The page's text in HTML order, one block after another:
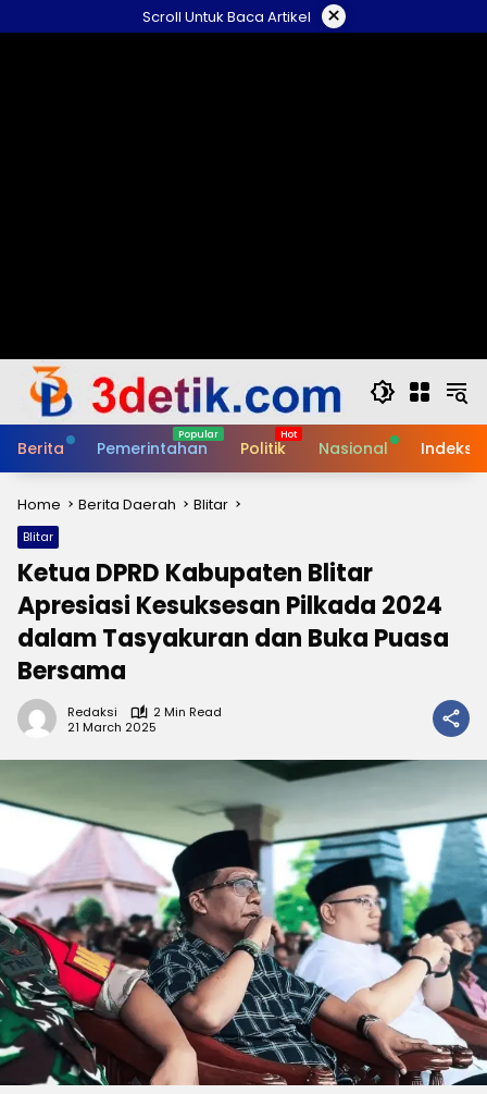
to
Scroll Untuk Baca Artikel ×
Berita Pemerintahan Politik Nasional Indeks
Home Berita Daerah Blitar
Blitar
Ketua DPRD Kabupaten Blitar
Apresiasi Kesuksesan Pilkada 2024
dalam Tasyakuran dan Buka Puasa
Bersama
Redaksi
2 Min Read
21 March 2025